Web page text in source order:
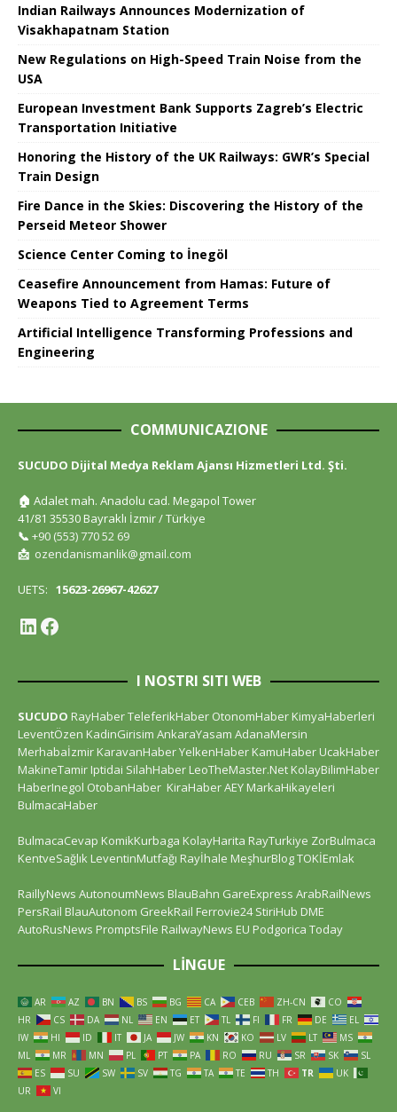
Indian Railways Announces Modernization of
Visakhapatnam Station
New Regulations on High-Speed ​​Train Noise from the
USA
European Investment Bank Supports Zagreb’s Electric
Transportation Initiative
Honoring the History of the UK Railways: GWR’s Special
Train Design
Fire Dance in the Skies: Discovering the History of the
Perseid Meteor Shower
Science Center Coming to İnegöl
Ceasefire Announcement from Hamas: Future of
Weapons Tied to Agreement Terms
Artificial Intelligence Transforming Professions and
Engineering
COMMUNICAZIONE
SUCUDO Dijital Medya Reklam Ajansı Hizmetleri Ltd. Şti.
🏠 Adalet mah. Anadolu cad. Megapol Tower
41/81 35530 Bayraklı İzmir / Türkiye
📞 +90 (553) 770 52 69
📩 ozendanismanlik@gmail.com
UETS: 15623-26967-42627
I NOSTRI SITI WEB
SUCUDO RayHaberTeleferikHaber OtonomHaber KimyaHaberleri
LeventÖzen KadinGirisim AnkaraYasam AdanaMersin
Merhabaİzmir KaravanHaberYelkenHaber KamuHaber UcakHaber
MakineTamir Iptidai SilahHaber LeoTheMaster.Net KolayBilimHaber
HaberInegol OtobanHaber KiraHaberAEY MarkaHikayeleri
BulmacaHaber
BulmacaCevap KomikKurbaga KolayHarita RayTurkiye ZorBulmaca
KentveSağlık LeventinMutfağı Rayİhale MeşhurBlogTOKİEmlak
RaillyNews AutonoumNews BlauBahn GareExpress ArabRailNews
PersRail BlauAutonom GreekRail Ferrovie24 StiriHub DME
AutoRusNews PromptsFile RailwayNews EU Podgorica Today
LINGUE
AR AZ BN BS BG CA CEB ZH-CN
CO
HR
CS DA NL EN ET TL FI FR DE
EL
IW
HI ID IT JA JW KN KO LV LT
MS
ML
MR MN PL PT PA RO RU SR SK
SL
ES
SU SW SV TG TA TE TH TR
UK
UR
VI